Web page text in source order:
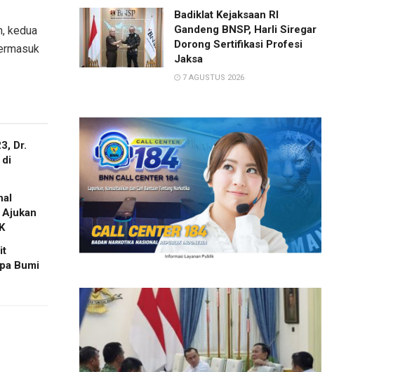
kedua
Dr.
di
Bumi
Badiklat Kejaksaan RI
Gandeng BNSP, Harli Siregar
Dorong Sertifikasi Profesi
Jaksa
7 AGUSTUS 2026